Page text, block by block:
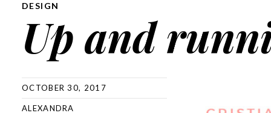
DESIGN
Up and
OCTOBER 30, 2017
ALEXANDRA